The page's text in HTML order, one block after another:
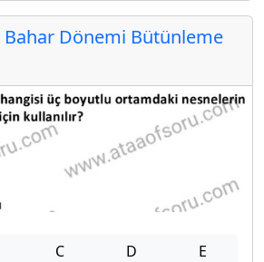
Dönemi Bütünleme
C D E